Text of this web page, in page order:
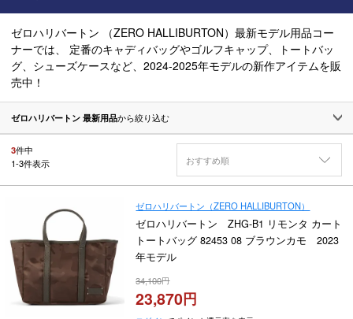
ゼロハリバートン （ZERO HALLIBURTON）最新モデル用品コー
ナーでは、 定番のキャディバッグやゴルフキャップ、トートバッ
グ、シューズケースなど、2024-2025年モデルの新作アイテムを販
売中！
ゼロハリバートン 最新用品から絞り込む
3件中
1-3件表示 おすすめ順
ゼロハリバートン（ZERO HALLIBURTON）
ゼロハリバートン ZHG-B1 リモンタ カート
トートバッグ 82453 08 ブラウンカモ 2023
年モデル
34,100
23,870